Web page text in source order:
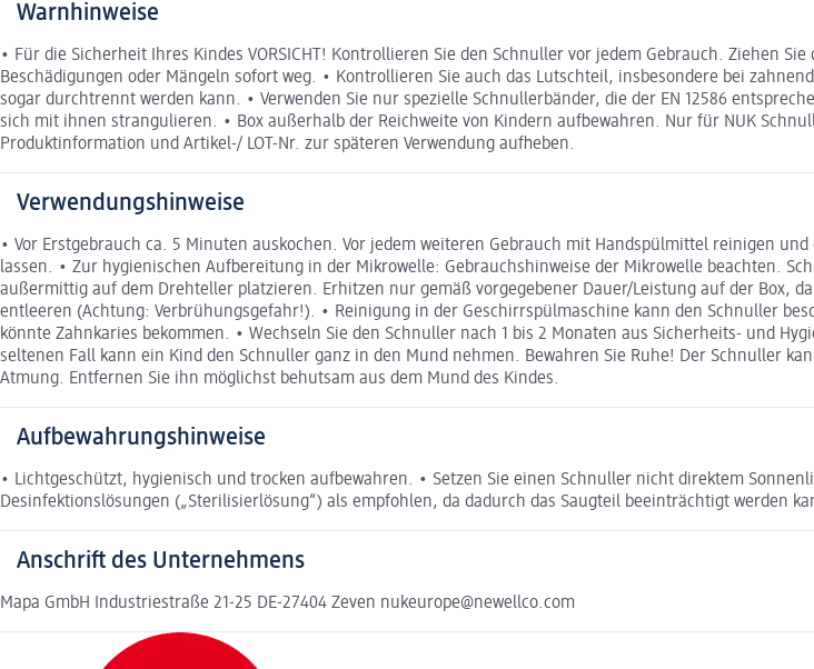
Warnhinweise
• Für die Sicherheit Ihres Kindes VORSICHT! Kontrollieren Sie den Schnuller vor jedem Gebrauch. Ziehen
Beschädigungen oder Mängeln sofort weg. • Kontrollieren Sie auch das Lutschteil, insbesondere bei
sogar durchtrennt werden kann. • Verwenden Sie nur spezielle Schnullerbänder, die der EN 12586
sich mit ihnen strangulieren. • Box außerhalb der Reichweite von Kindern aufbewahren. Nur für NUK
Produktinformation und Artikel-/ LOT-Nr. zur späteren Verwendung aufheben.
Verwendungshinweise
• Vor Erstgebrauch ca. 5 Minuten auskochen. Vor jedem weiteren Gebrauch mit Handspülmittel reinigen
lassen. • Zur hygienischen Aufbereitung in der Mikrowelle: Gebrauchshinweise der Mikrowelle beachten.
außermittig auf dem Drehteller platzieren. Erhitzen nur gemäß vorgegebener Dauer/Leistung auf der Box,
entleeren (Achtung: Verbrühungsgefahr!). • Reinigung in der Geschirrspülmaschine kann den Schnuller
könnte Zahnkaries bekommen. • Wechseln Sie den Schnuller nach 1 bis 2 Monaten aus Sicherheits- und
seltenen Fall kann ein Kind den Schnuller ganz in den Mund nehmen. Bewahren Sie Ruhe! Der Schnuller
Atmung. Entfernen Sie ihn möglichst behutsam aus dem Mund des Kindes.
Aufbewahrungshinweise
• Lichtgeschützt, hygienisch und trocken aufbewahren. • Setzen Sie einen Schnuller nicht direktem
Desinfektionslösungen („Sterilisierlösung“) als empfohlen, da dadurch das Saugteil beeinträchtigt werden
Anschrift des Unternehmens
Mapa GmbH Industriestraße 21-25 DE-27404 Zeven nukeurope@newellco.com